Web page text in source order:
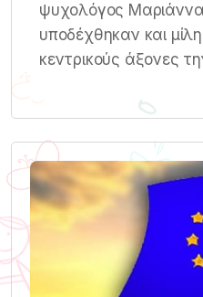
ψυχολόγος
υποδέχθηκαν και
κεντρικούς άξονες